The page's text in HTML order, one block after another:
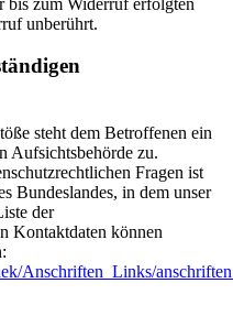
unberührt.
steht dem Betroffenen ein
Aufsichtsbehörde zu.
Fragen ist
Bundeslandes, in dem unser
der
Kontaktdaten können
Anschriften_Links/